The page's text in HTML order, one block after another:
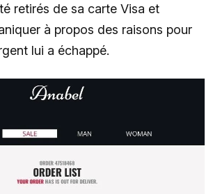
retirés de sa carte Visa et
à propos des raisons pour
lui a échappé.